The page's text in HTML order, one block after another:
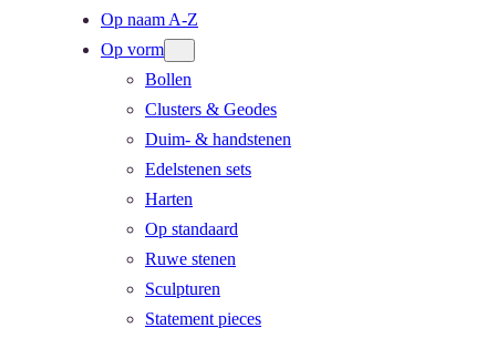
Op naam A-Z
Op vorm
Bollen
Clusters & Geodes
Duim- & handstenen
Edelstenen sets
Harten
Op standaard
Ruwe stenen
Sculpturen
Statement pieces